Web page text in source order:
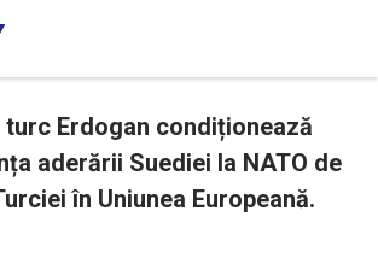
Erdogan condiționează
aderării Suediei la NATO de
în Uniunea Europeană.